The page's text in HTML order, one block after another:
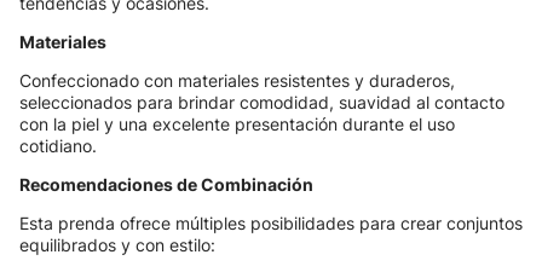
Materiales
Confeccionado con materiales resistentes y duraderos,
seleccionados para brindar comodidad, suavidad al contacto
con la piel y una excelente presentación durante el uso
cotidiano.
Recomendaciones de Combinación
Esta prenda ofrece múltiples posibilidades para crear conjuntos
equilibrados y con estilo: